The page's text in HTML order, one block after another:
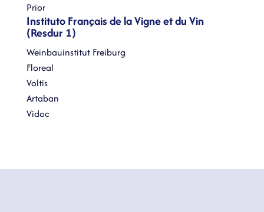
Prior
Instituto Français de la Vigne et du Vin
(Resdur 1)
Weinbauinstitut Freiburg
Floreal
Voltis
Artaban
Vidoc